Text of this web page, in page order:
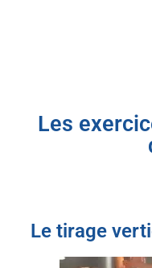
Les
Le tirage